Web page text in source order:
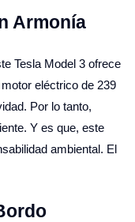
Armonía
Tesla Model 3 ofrece
eléctrico de 239
Por lo tanto,
Y es que, este
ambiental. El